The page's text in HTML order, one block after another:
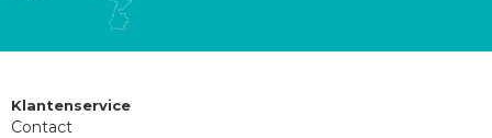
Klantenservice
Contact